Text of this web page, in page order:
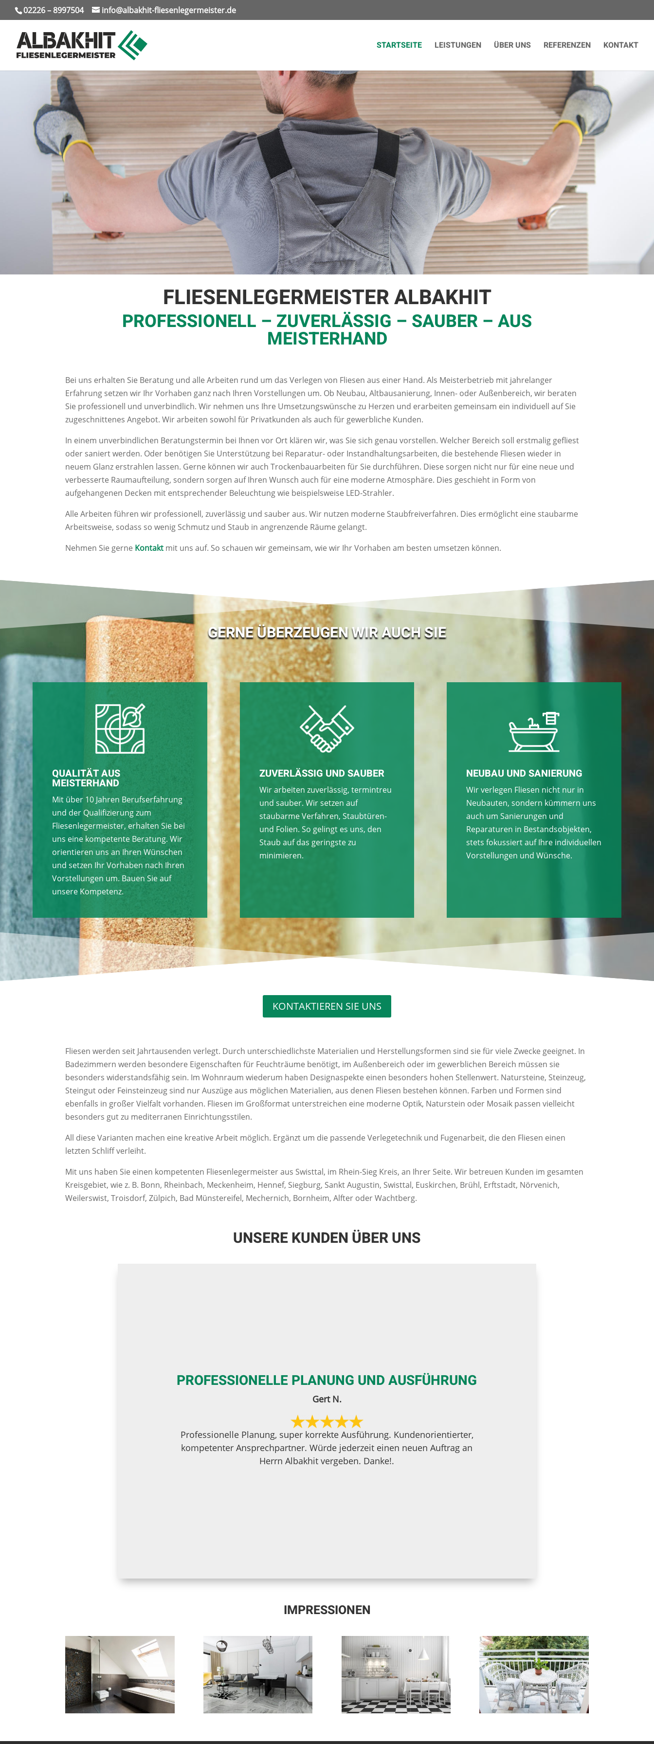
02226 – 8997504 info@albakhit-fliesenlegermeister.de
STARTSEITE LEISTUNGEN ÜBER UNS REFERENZEN KONTAKT
FLIESENLEGERMEISTER ALBAKHIT
PROFESSIONELL – ZUVERLÄSSIG – SAUBER – AUS
MEISTERHAND
Bei uns erhalten Sie Beratung und alle Arbeiten rund um das Verlegen von Fliesen aus einer Hand. Als Meisterbetrieb mit jahrelanger
Erfahrung setzen wir Ihr Vorhaben ganz nach Ihren Vorstellungen um. Ob Neubau, Altbausanierung, Innen- oder Außenbereich, wir beraten
Sie professionell und unverbindlich. Wir nehmen uns Ihre Umsetzungswünsche zu Herzen und erarbeiten gemeinsam ein individuell auf Sie
zugeschnittenes Angebot. Wir arbeiten sowohl für Privatkunden als auch für gewerbliche Kunden.
In einem unverbindlichen Beratungstermin bei Ihnen vor Ort klären wir, was Sie sich genau vorstellen. Welcher Bereich soll erstmalig gefliest
oder saniert werden. Oder benötigen Sie Unterstützung bei Reparatur- oder Instandhaltungsarbeiten, die bestehende Fliesen wieder in
neuem Glanz erstrahlen lassen. Gerne können wir auch Trockenbauarbeiten für Sie durchführen. Diese sorgen nicht nur für eine neue und
verbesserte Raumaufteilung, sondern sorgen auf Ihren Wunsch auch für eine moderne Atmosphäre. Dies geschieht in Form von
aufgehangenen Decken mit entsprechender Beleuchtung wie beispielsweise LED-Strahler.
Alle Arbeiten führen wir professionell, zuverlässig und sauber aus. Wir nutzen moderne Staubfreiverfahren. Dies ermöglicht eine staubarme
Arbeitsweise, sodass so wenig Schmutz und Staub in angrenzende Räume gelangt.
Nehmen Sie gerne Kontakt mit uns auf. So schauen wir gemeinsam, wie wir Ihr Vorhaben am besten umsetzen können.
GERNE ÜBERZEUGEN WIR AUCH SIE
QUALITÄT AUS
MEISTERHAND
Mit über 10 Jahren Berufserfahrung
und der Qualifizierung zum
Fliesenlegermeister, erhalten Sie bei
uns eine kompetente Beratung. Wir
orientieren uns an Ihren Wünschen
und setzen Ihr Vorhaben nach Ihren
Vorstellungen um. Bauen Sie auf
unsere Kompetenz.
ZUVERLÄSSIG UND SAUBER
Wir arbeiten zuverlässig, termintreu
und sauber. Wir setzen auf
staubarme Verfahren, Staubtüren-
und Folien. So gelingt es uns, den
Staub auf das geringste zu
minimieren.
NEUBAU UND SANIERUNG
Wir verlegen Fliesen nicht nur in
Neubauten, sondern kümmern uns
auch um Sanierungen und
Reparaturen in Bestandsobjekten,
stets fokussiert auf Ihre individuellen
Vorstellungen und Wünsche.
KONTAKTIEREN SIE UNS
Fliesen werden seit Jahrtausenden verlegt. Durch unterschiedlichste Materialien und Herstellungsformen sind sie für viele Zwecke geeignet. In
Badezimmern werden besondere Eigenschaften für Feuchträume benötigt, im Außenbereich oder im gewerblichen Bereich müssen sie
besonders widerstandsfähig sein. Im Wohnraum wiederum haben Designaspekte einen besonders hohen Stellenwert. Natursteine, Steinzeug,
Steingut oder Feinsteinzeug sind nur Auszüge aus möglichen Materialien, aus denen Fliesen bestehen können. Farben und Formen sind
ebenfalls in großer Vielfalt vorhanden. Fliesen im Großformat unterstreichen eine moderne Optik, Naturstein oder Mosaik passen vielleicht
besonders gut zu mediterranen Einrichtungsstilen.
All diese Varianten machen eine kreative Arbeit möglich. Ergänzt um die passende Verlegetechnik und Fugenarbeit, die den Fliesen einen
letzten Schliff verleiht.
Mit uns haben Sie einen kompetenten Fliesenlegermeister aus Swisttal, im Rhein-Sieg Kreis, an Ihrer Seite. Wir betreuen Kunden im gesamten
Kreisgebiet, wie z. B. Bonn, Rheinbach, Meckenheim, Hennef, Siegburg, Sankt Augustin, Swisttal, Euskirchen, Brühl, Erftstadt, Nörvenich,
Weilerswist, Troisdorf, Zülpich, Bad Münstereifel, Mechernich, Bornheim, Alfter oder Wachtberg.
UNSERE KUNDEN ÜBER UNS
PROFESSIONELLE PLANUNG UND AUSFÜHRUNG
Gert N.
Professionelle Planung, super korrekte Ausführung. Kundenorientierter,
kompetenter Ansprechpartner. Würde jederzeit einen neuen Auftrag an
Herrn Albakhit vergeben. Danke!.
IMPRESSIONEN